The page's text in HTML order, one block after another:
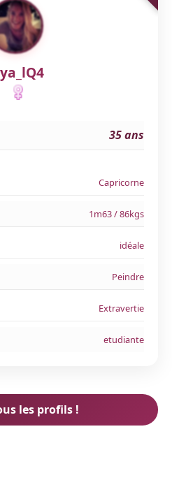
35 ans
Capricorne
1m63 / 86kgs
idéale
Peindre
Extravertie
etudiante
les profils !